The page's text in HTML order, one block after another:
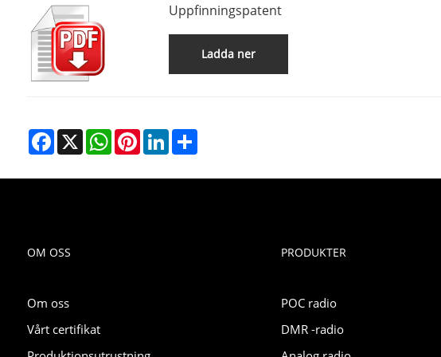
Uppfinningspatent
Ladda ner
Facebook
X WhatsAppPinterestLinkedInShare
OM OSS
Om oss
Vårt certifikat
PRODUKTER
POC radio
DMR -radio